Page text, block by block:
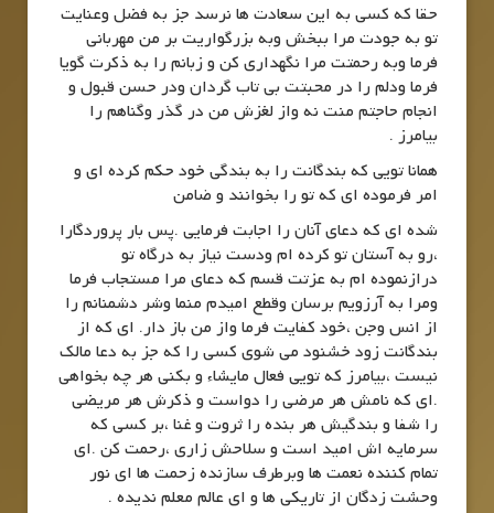
حقا که کسی به این سعادت ها نرسد جز به فضل وعنایت
تو به جودت مرا ببخش وبه بزرگواریت بر من مهربانی
فرما وبه رحمتت مرا نگهداری کن و زبانم را به ذکرت گویا
فرما ودلم را در محبتت بی تاب گردان ودر حسن قبول و
انجام حاجتم منت نه واز لغزش من در گذر وگناهم را
بیامرز .
همانا تویی که بندگانت را به بندگی خود حکم کرده ای و
امر فرموده ای که تو را بخوانند و ضامن
شده ای که دعای آنان را اجابت فرمایی .پس بار پروردگارا
،رو به آستان تو کرده ام ودست نیاز به درگاه تو
درازنموده ام به عزتت قسم که دعای مرا مستجاب فرما
ومرا به آرزویم برسان وقطع امیدم منما وشر دشمنانم را
از انس وجن ،خود کفایت فرما واز من باز دار. ای که از
بندگانت زود خشنود می شوی کسی را که جز به دعا مالک
نیست ،بیامرز که تویی فعال مایشاء و بکنی هر چه بخواهی
.ای که نامش هر مرضی را دواست و ذکرش هر مریضی
را شفا و بندگیش هر بنده را ثروت و غنا ،بر کسی که
سرمایه اش امید است و سلاحش زاری ،رحمت کن .ای
تمام کننده نعمت ها وبرطرف سازنده زحمت ها ای نور
وحشت زدگان از تاریکی ها و ای عالم معلم ندیده .